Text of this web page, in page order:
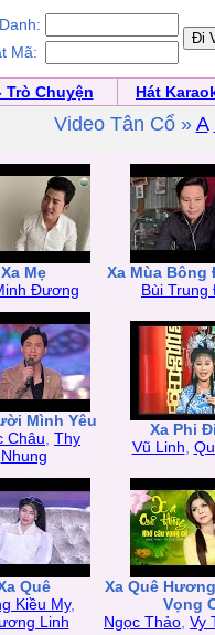
Mã:
Trò Chuyện
Hát
Video Tân Cổ » A
Xa Mẹ
Đương
Xa Mùa Bông
Bùi Trung
Mình Yêu
Châu Thy
Nhung
Xa Phi
Vũ Linh
Quê
Kiều My,
Linh
Xa Quê
Vọng
Ngọc Thảo Vy